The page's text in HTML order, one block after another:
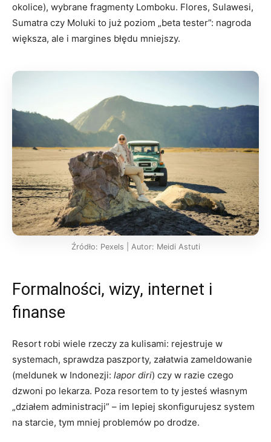
okolice), wybrane fragmenty Lomboku. Flores, Sulawesi,
Sumatra czy Moluki to już poziom „beta tester”: nagroda
większa, ale i margines błędu mniejszy.
Źródło: Pexels | Autor: Meidi Astuti
Formalności, wizy, internet i
finanse
Resort robi wiele rzeczy za kulisami: rejestruje w
systemach, sprawdza paszporty, załatwia zameldowanie
(meldunek w Indonezji: lapor diri) czy w razie czego
dzwoni po lekarza. Poza resortem to ty jesteś własnym
„działem administracji” – im lepiej skonfigurujesz system
na starcie, tym mniej problemów po drodze.